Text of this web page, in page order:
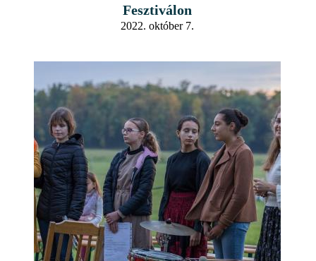
Fesztiválon
2022. október 7.